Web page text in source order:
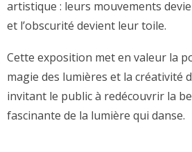
artistique : leurs mouvements
et l’obscurité devient leur toile.
Cette exposition met en valeur la
magie des lumières et la créativité
invitant le public à redécouvrir la
fascinante de la lumière qui danse.